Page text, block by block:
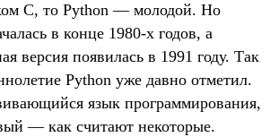
C, то Python — молодой. Но
в конце 1980-х годов, а
версия появилась в 1991 году. Так
Python уже давно отметил.
язык программирования,
— как считают некоторые.